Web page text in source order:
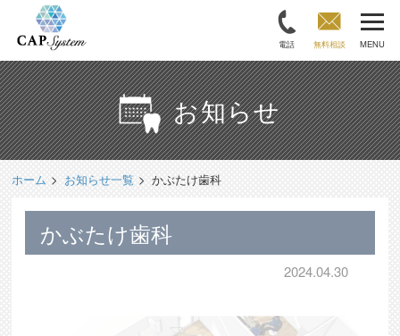
電話 無料相談 MENU
お知らせ
ホーム お知らせ一覧 かぶたけ歯科
かぶたけ歯科
2024.04.30